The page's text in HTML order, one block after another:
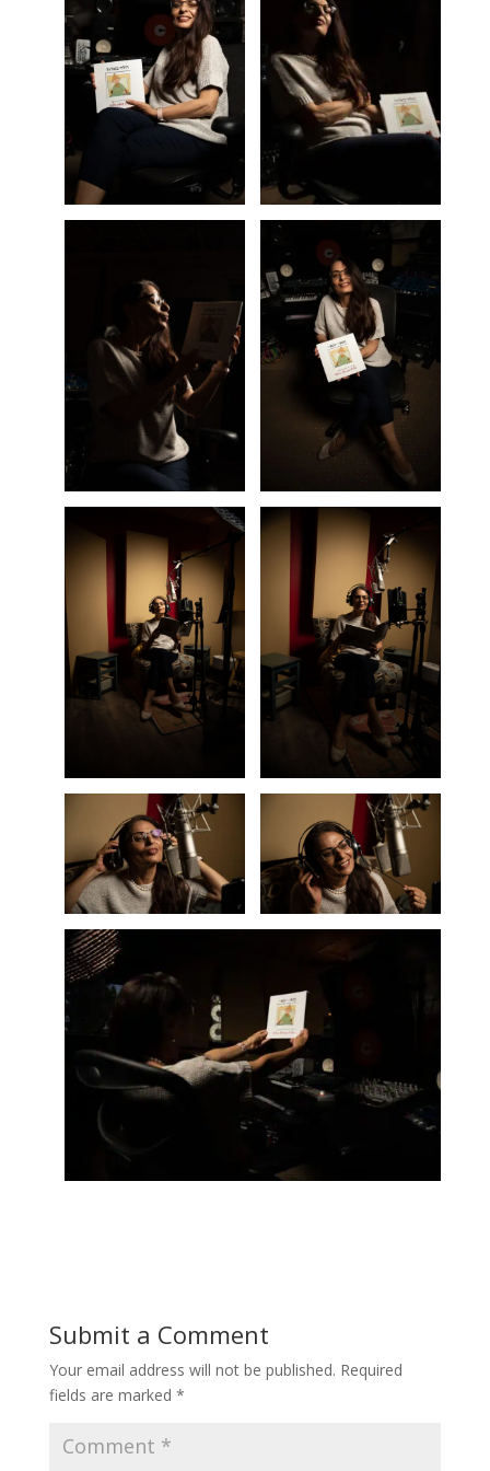
Submit a Comment
Your email address will not be published. Required
fields are marked *